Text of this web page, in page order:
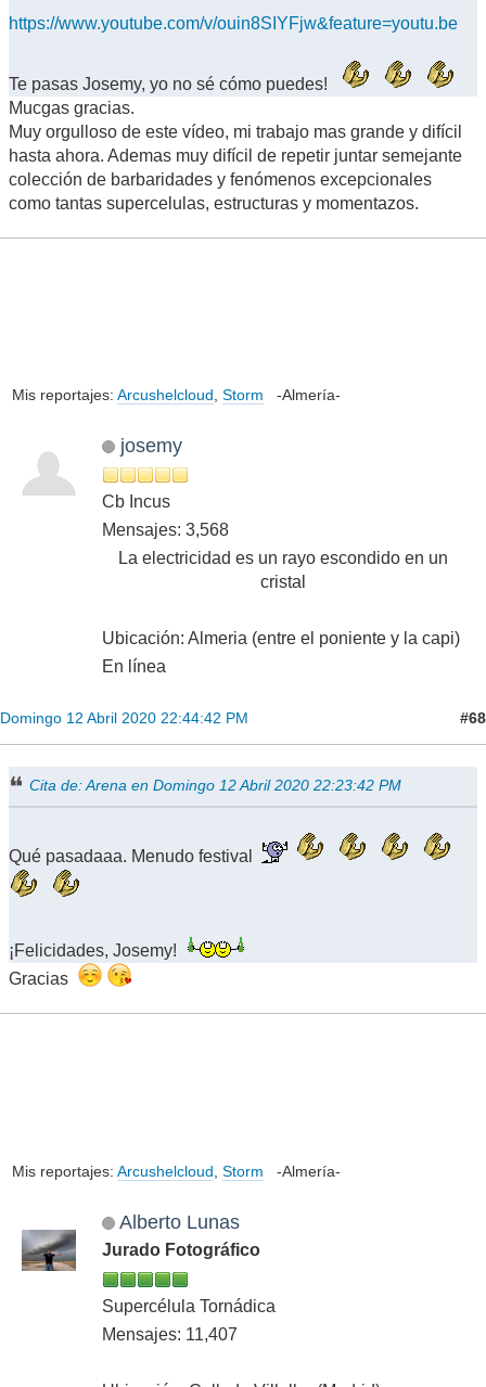
https://www.youtube.com/v/ouin8SIYFjw&feature=youtu.be
Te pasas Josemy, yo no sé cómo puedes!
Mucgas gracias.
Muy orgulloso de este vídeo, mi trabajo mas grande y difícil
hasta ahora. Ademas muy difícil de repetir juntar semejante
colección de barbaridades y fenómenos excepcionales
como tantas supercelulas, estructuras y momentazos.
Mis reportajes: Arcushelcloud Storm -Almería-
josemy
Cb Incus
Mensajes: 3,568
La electricidad es un rayo escondido en un
cristal
Ubicación: Almeria (entre el poniente y la capi)
En línea
Domingo 12 Abril 2020 22:44:42 PM #68
Cita de: Arena en Domingo 12 Abril 2020 22:23:42 PM
Qué pasadaaa. Menudo festival
¡Felicidades, Josemy!
Gracias
Mis reportajes: Arcushelcloud Storm -Almería-
Alberto Lunas
Jurado Fotográfico
Supercélula Tornádica
Mensajes: 11,407